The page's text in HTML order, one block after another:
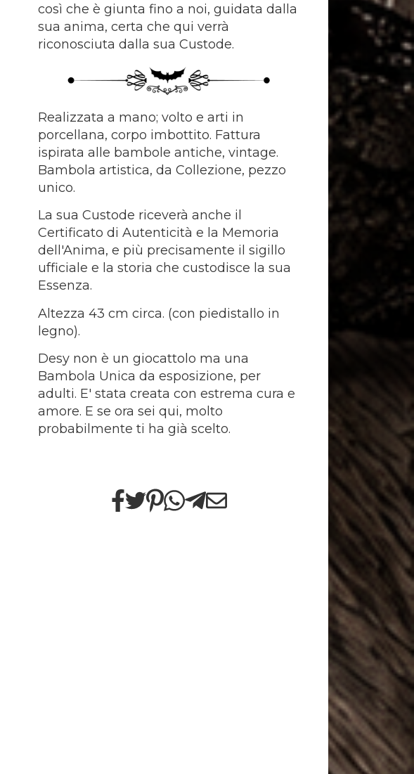
così che è giunta fino a noi, guidata dalla
sua anima, certa che qui verrà
riconosciuta dalla sua Custode.
Realizzata a mano; volto e arti in
porcellana, corpo imbottito. Fattura
ispirata alle bambole antiche, vintage.
Bambola artistica, da Collezione, pezzo
unico.
​La sua Custode riceverà anche il
Certificato di Autenticità e la Memoria
dell'Anima, e più precisamente il sigillo
ufficiale e la storia che custodisce la sua
Essenza.​
Altezza 43 cm circa. (con piedistallo in
legno).
Desy non è un giocattolo ma una
Bambola Unica da esposizione, per
adulti. E' stata creata con estrema cura e
amore. E se ora sei qui, molto
probabilmente ti ha già scelto.